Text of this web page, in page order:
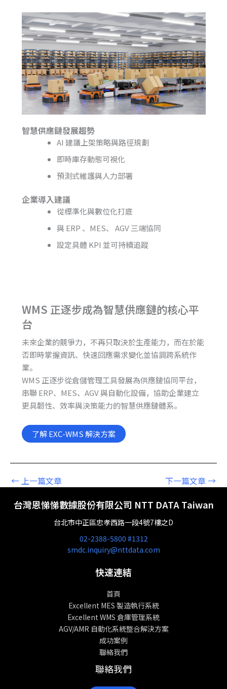
智慧供應鏈發展趨勢
AI 建議上架策略與路徑規劃
即時庫存動態可視化
預測式維護與人力部署
企業導入建議
從標準化與數位化打底
與 ERP 、MES、 AGV 三端協同
設定具體 KPI 並可持續追蹤
WMS 正逐步成為智慧供應鏈的核心平
台
未來企業的競爭力，不再只取決於生產能力，而在於能
否即時掌握資訊、快速回應需求變化並協調跨系統作
業。
WMS 正逐步從倉儲管理工具發展為供應鏈協同平台，
串聯 ERP、MES、AGV 與自動化設備，協助企業建立
更具韌性、效率與決策能力的智慧供應鏈體系。
了解 EXC-WMS 解決方案
←上一篇文章 下一篇文章→
台灣恩悌悌數據股份有限公司 NTT DATA Taiwan
台北市中正區忠孝西路一段4號7樓之D
02-2388-5800 #1312
smdc.inquiry@nttdata.com
快速連結
首頁
Excellent MES 製造執行系統
Excellent WMS 倉庫管理系統
AGV/AMR 自動化系統整合解決方案
成功案例
聯絡我們
聯絡我們